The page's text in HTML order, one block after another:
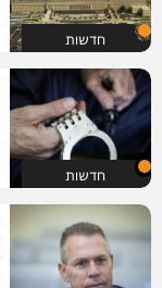
חדשות
חדשות